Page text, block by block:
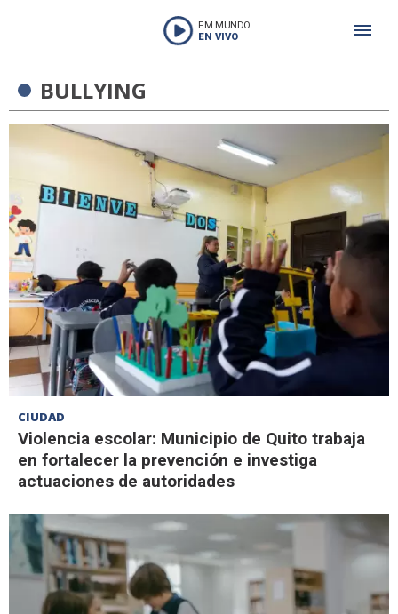
FM MUNDO
EN VIVO
BULLYING
CIUDAD
Violencia escolar: Municipio de Quito trabaja
en fortalecer la prevención e investiga
actuaciones de autoridades